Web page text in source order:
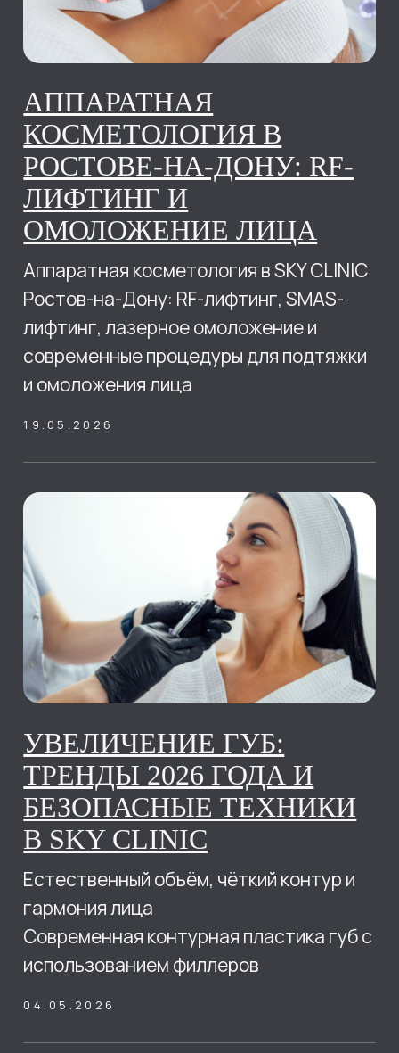
ЛАЗЕРНАЯ ЭПИЛЯЦИЯ
АППАРАТОМ CANDELA
Лазерная эпиляция аппаратом Candela
в Ростове-на-Дону Гладкая кожа без
раздражения и вросших волос
Современный александритовый лазер
— быстро, эффективно и безопасно
IPL-ОМОЛОЖЕНИЕ:
Без уколов, без боли и без
реабилитации — идеальный вариант
для тех, кто ценит результат и
комфорт
30.03.2026
УДАЛЕНИЕ
НОВООБРАЗОВАНИЙ:
БЕЗОПАСНЫЕ И
ЭФФЕКТИВНЫЕ МЕТОДЫ
В SKY CLINIC
Современные и безопасные методы
травматичностью
24.03.2026